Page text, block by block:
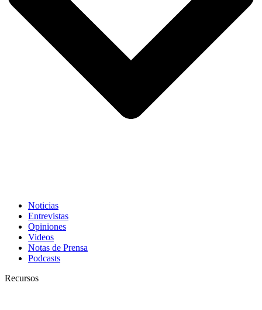
Noticias
Entrevistas
Opiniones
Videos
Notas de Prensa
Podcasts
Recursos